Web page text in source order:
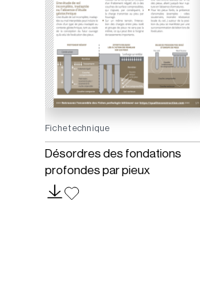
Fiche technique
Désordres des fondations
profondes par pieux